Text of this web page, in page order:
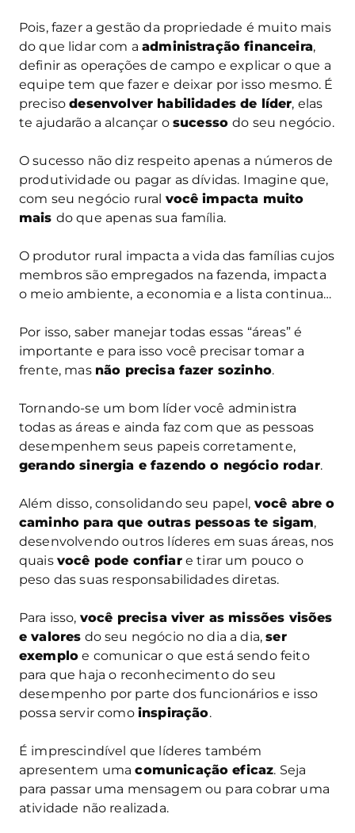
Pois, fazer a gestão da propriedade é muito mais
do que lidar com aadministração financeira,
definir as operações de campo e explicar o que a
equipe tem que fazer e deixar por isso mesmo. É
precisodesenvolver habilidades de líder, elas
te ajudarão a alcançar osucessodo seu negócio.
O sucesso não diz respeito apenas a números de
produtividade ou pagar as dívidas. Imagine que,
com seu negócio rural você impacta muito
mais do que apenas sua família.
O produtor rural impacta a vida das famílias cujos
membros são empregados na fazenda, impacta
o meio ambiente, a economia e a lista continua…
Por isso, saber manejar todas essas “áreas” é
importante e para isso você precisar tomar a
frente, mas não precisa fazer sozinho.
Tornando-se um bom líder você administra
todas as áreas e ainda faz com que as pessoas
desempenhem seus papeis corretamente,
gerando sinergia e fazendo o negócio rodar.
Além disso, consolidando seu papel, você abre o
caminho para que outras pessoas te sigam,
desenvolvendo outros líderes em suas áreas, nos
quais você pode confiare tirar um pouco o
peso das suas responsabilidades diretas.
Para isso, você precisa viver as missões visões
e valores do seu negócio no dia a dia,ser
exemplo e comunicar o que está sendo feito
para que haja o reconhecimento do seu
desempenho por parte dos funcionários e isso
possa servir como inspiração.
É imprescindível que líderes também
apresentem umacomunicação eficaz. Seja
para passar uma mensagem ou para cobrar uma
atividade não realizada.